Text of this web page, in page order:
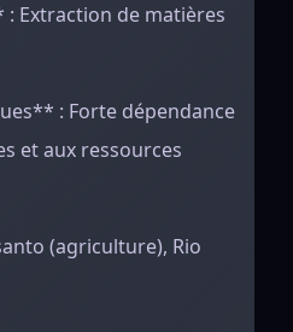
Extraction de matières
: Forte dépendance
et aux ressources
(agriculture), Rio